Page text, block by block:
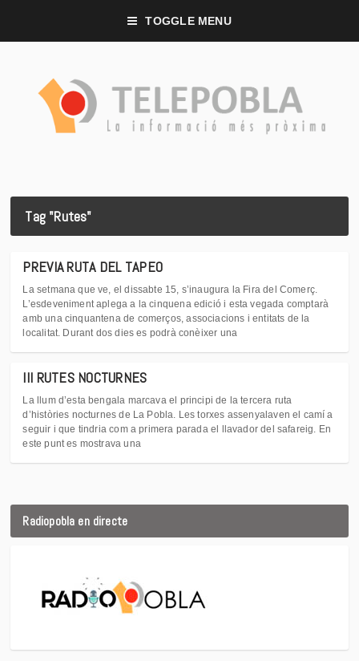
TOGGLE MENU
Tag "Rutes"
PREVIA RUTA DEL TAPEO
La setmana que ve, el dissabte 15, s’inaugura la Fira del Comerç.
L’esdeveniment aplega a la cinquena edició i esta vegada comptarà
amb una cinquantena de comerços, associacions i entitats de la
localitat. Durant dos dies es podrà conèixer una
III RUTES NOCTURNES
La llum d’esta bengala marcava el principi de la tercera ruta
d’històries nocturnes de La Pobla. Les torxes assenyalaven el camí a
seguir i que tindria com a primera parada el llavador del safareig. En
este punt es mostrava una
Radiopobla en directe